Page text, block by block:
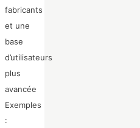
fabricants
et une
base
d’utilisateurs
plus
avancée
Exemples
: